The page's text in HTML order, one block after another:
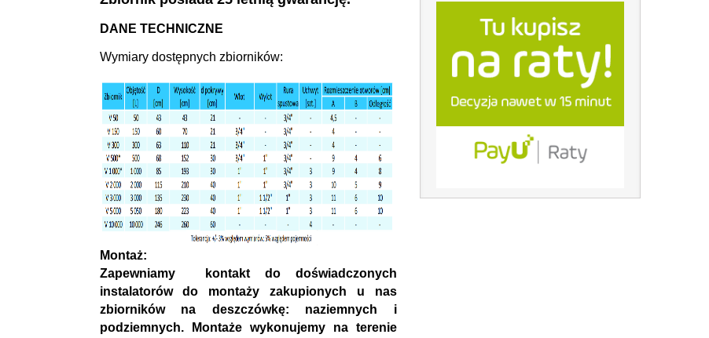
DANE TECHNICZNE
Wymiary dostępnych zbiorników:
Montaż:
Zapewniamy kontakt do doświadczonych
instalatorów do montaży zakupionych u nas
zbiorników na deszczówkę: naziemnych i
podziemnych. Montaże wykonujemy na terenie